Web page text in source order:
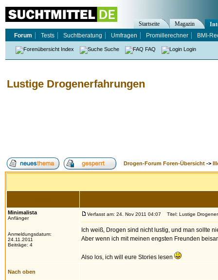
Lustige Drogenerfahrungen
Drogen-Forum Foren-Übersicht ->
Minimalista
Anfänger
Anmeldungsdatum:
24.11.2011
Beiträge: 4
Verfasst am: 24. Nov 2011 04:07 Titel: Lustige
Ich weiß, Drogen sind nicht lustig, und man sollte
Aber wenn ich mit meinen engsten Freunden
Also los, ich will eure Stories lesen
Nach oben
Startseite Magazin
Forum
Tests Suchtberatung Umfragen Promillerechner BMI-
Index Suche FAQ Login